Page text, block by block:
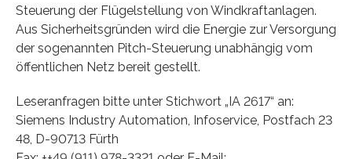
Steuerung der Flügelstellung von Windkraftanlagen.
Aus Sicherheitsgründen wird die Energie zur Versorgung
der sogenannten Pitch-Steuerung unabhängig vom
öffentlichen Netz bereit gestellt.
Leseranfragen bitte unter Stichwort „IA 2617“ an:
Siemens Industry Automation, Infoservice, Postfach 23
48, D-90713 Fürth